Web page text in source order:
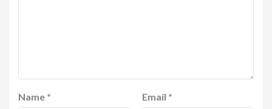
Name * Email *